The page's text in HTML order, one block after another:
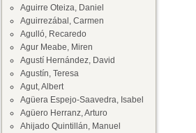
Aguirre Oteiza, Daniel
Aguirrezábal, Carmen
Agulló, Recaredo
Agur Meabe, Miren
Agustí Hernández, David
Agustín, Teresa
Agut, Albert
Agüera Espejo-Saavedra, Isabel
Agüero Herranz, Arturo
Ahijado Quintillán, Manuel